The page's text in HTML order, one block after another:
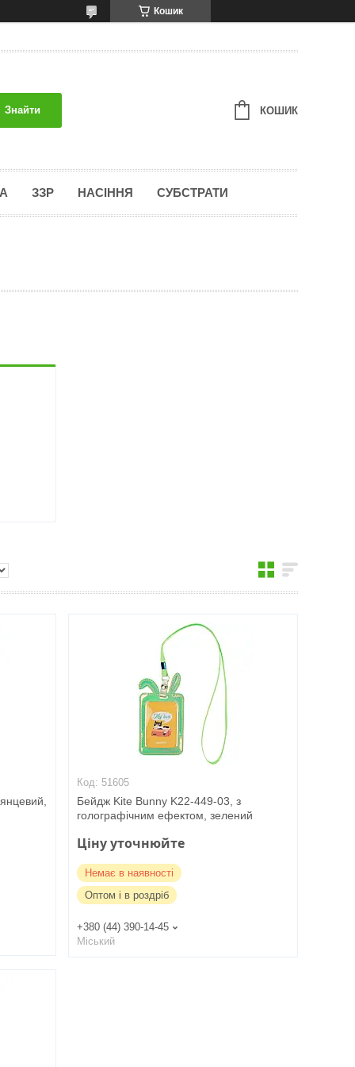
Кошик
Знайти КОШИК
ЗЗР НАСІННЯ СУБСТРАТИ
51605
Бейдж Kite Bunny K22-449-03, з
голографічним ефектом, зелений
Ціну уточнюйте
Немає в наявності
Оптом і в роздріб
+380 (44) 390-14-45
Міський